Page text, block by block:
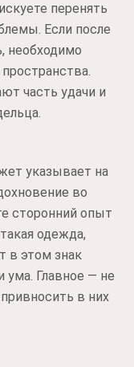
перенять
Если после
необходимо
часть удачи и
указывает на
во
сторонний опыт
одежда,
в этом знак
ума. Главное — не
в них